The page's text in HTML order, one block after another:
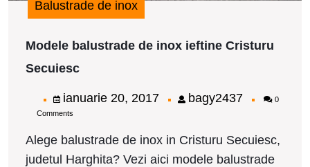
Balustrade de inox
Modele balustrade de inox ieftine Cristuru
Secuiescbalustrade
inox
Cristuru
Secuiesc
ianuarie 20, 2017ianuarie
2017
bagy2437bagy2437
0
Comments
Alege balustrade de inox in Cristuru Secuiesc,
judetul Harghita? Vezi aici modele balustrade